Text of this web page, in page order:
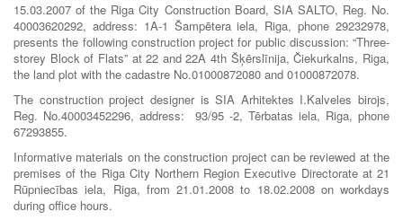
15.03.2007 of the Riga City Construction Board, SIA SALTO, Reg. No.
40003620292, address: 1A-1 Šampētera iela, Riga, phone 29232978,
presents the following construction project for public discussion: “Three-
storey Block of Flats” at 22 and 22A 4th Šķērslīnija, Čiekurkalns, Riga,
the land plot with the cadastre No.01000872080 and 01000872078.
The construction project designer is SIA Arhitektes I.Kalveles birojs,
Reg. No.40003452296, address: 93/95 -2, Tērbatas iela, Riga, phone
67293855.
Informative materials on the construction project can be reviewed at the
premises of the Riga City Northern Region Executive Directorate at 21
Rūpniecības iela, Riga, from 21.01.2008 to 18.02.2008 on workdays
during office hours.